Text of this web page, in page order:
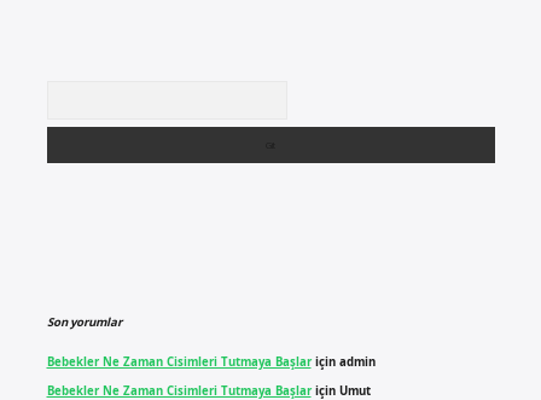
Son yorumlar
Bebekler Ne Zaman Cisimleri Tutmaya Başlariçin admin
Bebekler Ne Zaman Cisimleri Tutmaya Başlariçin Umut